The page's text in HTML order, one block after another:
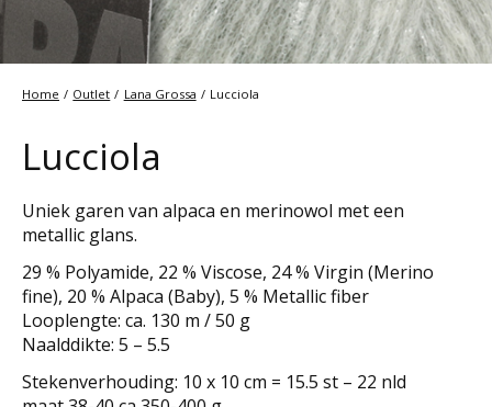
Home / Outlet / Lana Grossa / Lucciola
Lucciola
Uniek garen van alpaca en merinowol met een
metallic glans.
29 % Polyamide, 22 % Viscose, 24 % Virgin (Merino
fine), 20 % Alpaca (Baby), 5 % Metallic fiber
Looplengte: ca. 130 m / 50 g
Naalddikte: 5 – 5.5
Stekenverhouding: 10 x 10 cm = 15.5 st – 22 nld